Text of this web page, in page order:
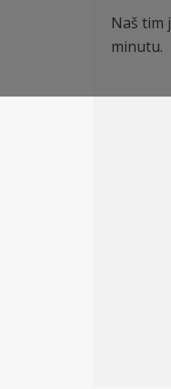
Naš tim
minutu.